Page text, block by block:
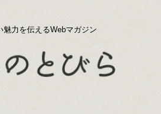
魅力を伝えるWebマガジン